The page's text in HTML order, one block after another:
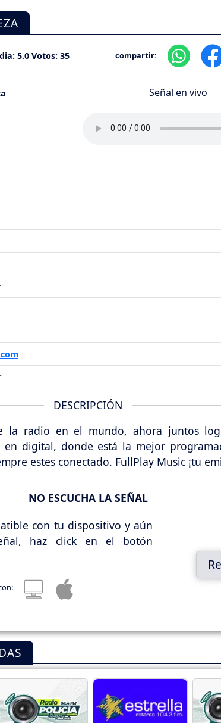
5.0 Votos: 35 compartir:
Señal en vivo
DESCRIPCIÓN
la radio en el mundo, ahora juntos
en digital, donde está la mejor
estes conectado. FullPlay Music ¡tu
NO ESCUCHA LA SEÑAL
con tu dispositivo y aún
haz click en el botón